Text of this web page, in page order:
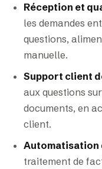
Réception et
les demandes
questions,
manuelle.
Support client
aux questions
documents, en
client.
Automatisation
traitement de